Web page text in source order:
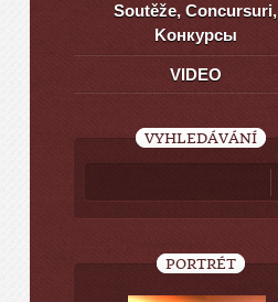
Soutěže, Concursuri,
Kонкурсы
VIDEO
VYHLEDÁVÁNÍ
PORTRÉT